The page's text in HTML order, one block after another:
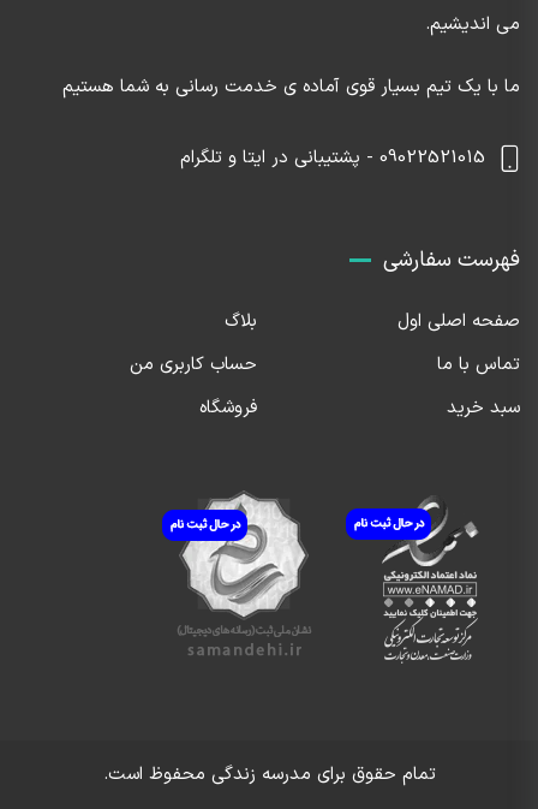
می اندیشیم.
ما با یک تیم بسیار قوی آماده ی خدمت رسانی به شما هستیم
09022521015 - پشتیبانی در ایتا و تلگرام
فهرست سفارشی
صفحه اصلی اول
بلاگ
تماس با ما
حساب کاربری من
سبد خرید
فروشگاه
تمام حقوق برای مدرسه زندگی محفوظ است.